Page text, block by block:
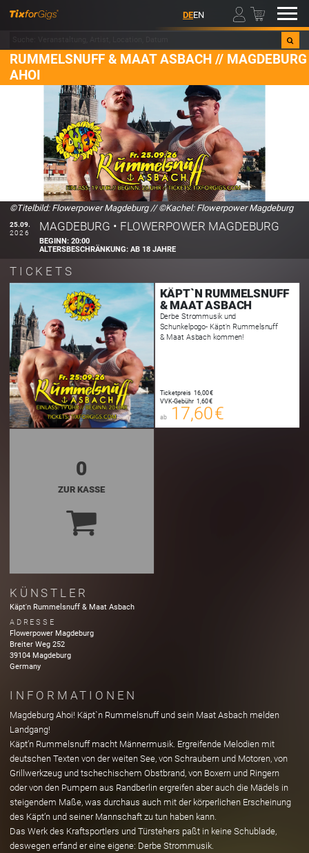
DEEN 00
RUMMELSNUFF & MAAT ASBACH // MAGDEBURG
AHOI
©Titelbild: Flowerpower Magdeburg // ©Kachel: Flowerpower Magdeburg
25.09.
2026
MAGDEBURG • FLOWERPOWER MAGDEBURG
BEGINN:20:00
ALTERSBESCHRÄNKUNG:AB 18 JAHRE
TICKETS
KÄPT`N RUMMELSNUFF
& MAAT ASBACH
Derbe Strommusik und
Schunkelpogo- Käpt'n Rummelsnuff
& Maat Asbach kommen!
Ticketpreis 16,00 €
VVK-Gebühr 1,60 €
ab 17,60 €
00
0
ZUR KASSE
KÜNSTLER
Käpt'n Rummelsnuff & Maat Asbach
ADRESSE
Flowerpower Magdeburg
Breiter Weg 252
39104 Magdeburg
Germany
INFORMATIONEN
Magdeburg Ahoi! Käpt`n Rummelsnuff und sein Maat Asbach melden
Landgang!
Käpt’n Rummelsnuff macht Männermusik. Ergreifende Melodien mit
deutschen Texten von der weiten See, von Schraubern und Motoren, von
Grillwerkzeug und tschechischem Obstbrand, von Boxern und Ringern
oder von den Pumpern aus Randberlin ergreifen aber auch die Mädels in
steigendem Maße, was durchaus auch mit der körperlichen Erscheinung
des Käpt’n und seiner Mannschaft zu tun haben kann.
Das Werk des Kraftsportlers und Türstehers paßt in keine Schublade,
deswegen erfand er eine eigene: Derbe Strommusik.